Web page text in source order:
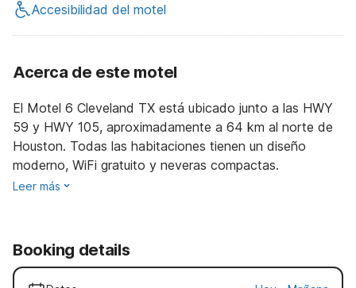
Accesibilidad del motel
Acerca de este motel
El Motel 6 Cleveland TX está ubicado junto a las HWY
59 y HWY 105, aproximadamente a 64 km al norte de
Houston. Todas las habitaciones tienen un diseño
moderno, WiFi gratuito y neveras compactas.
Leer más
Booking details